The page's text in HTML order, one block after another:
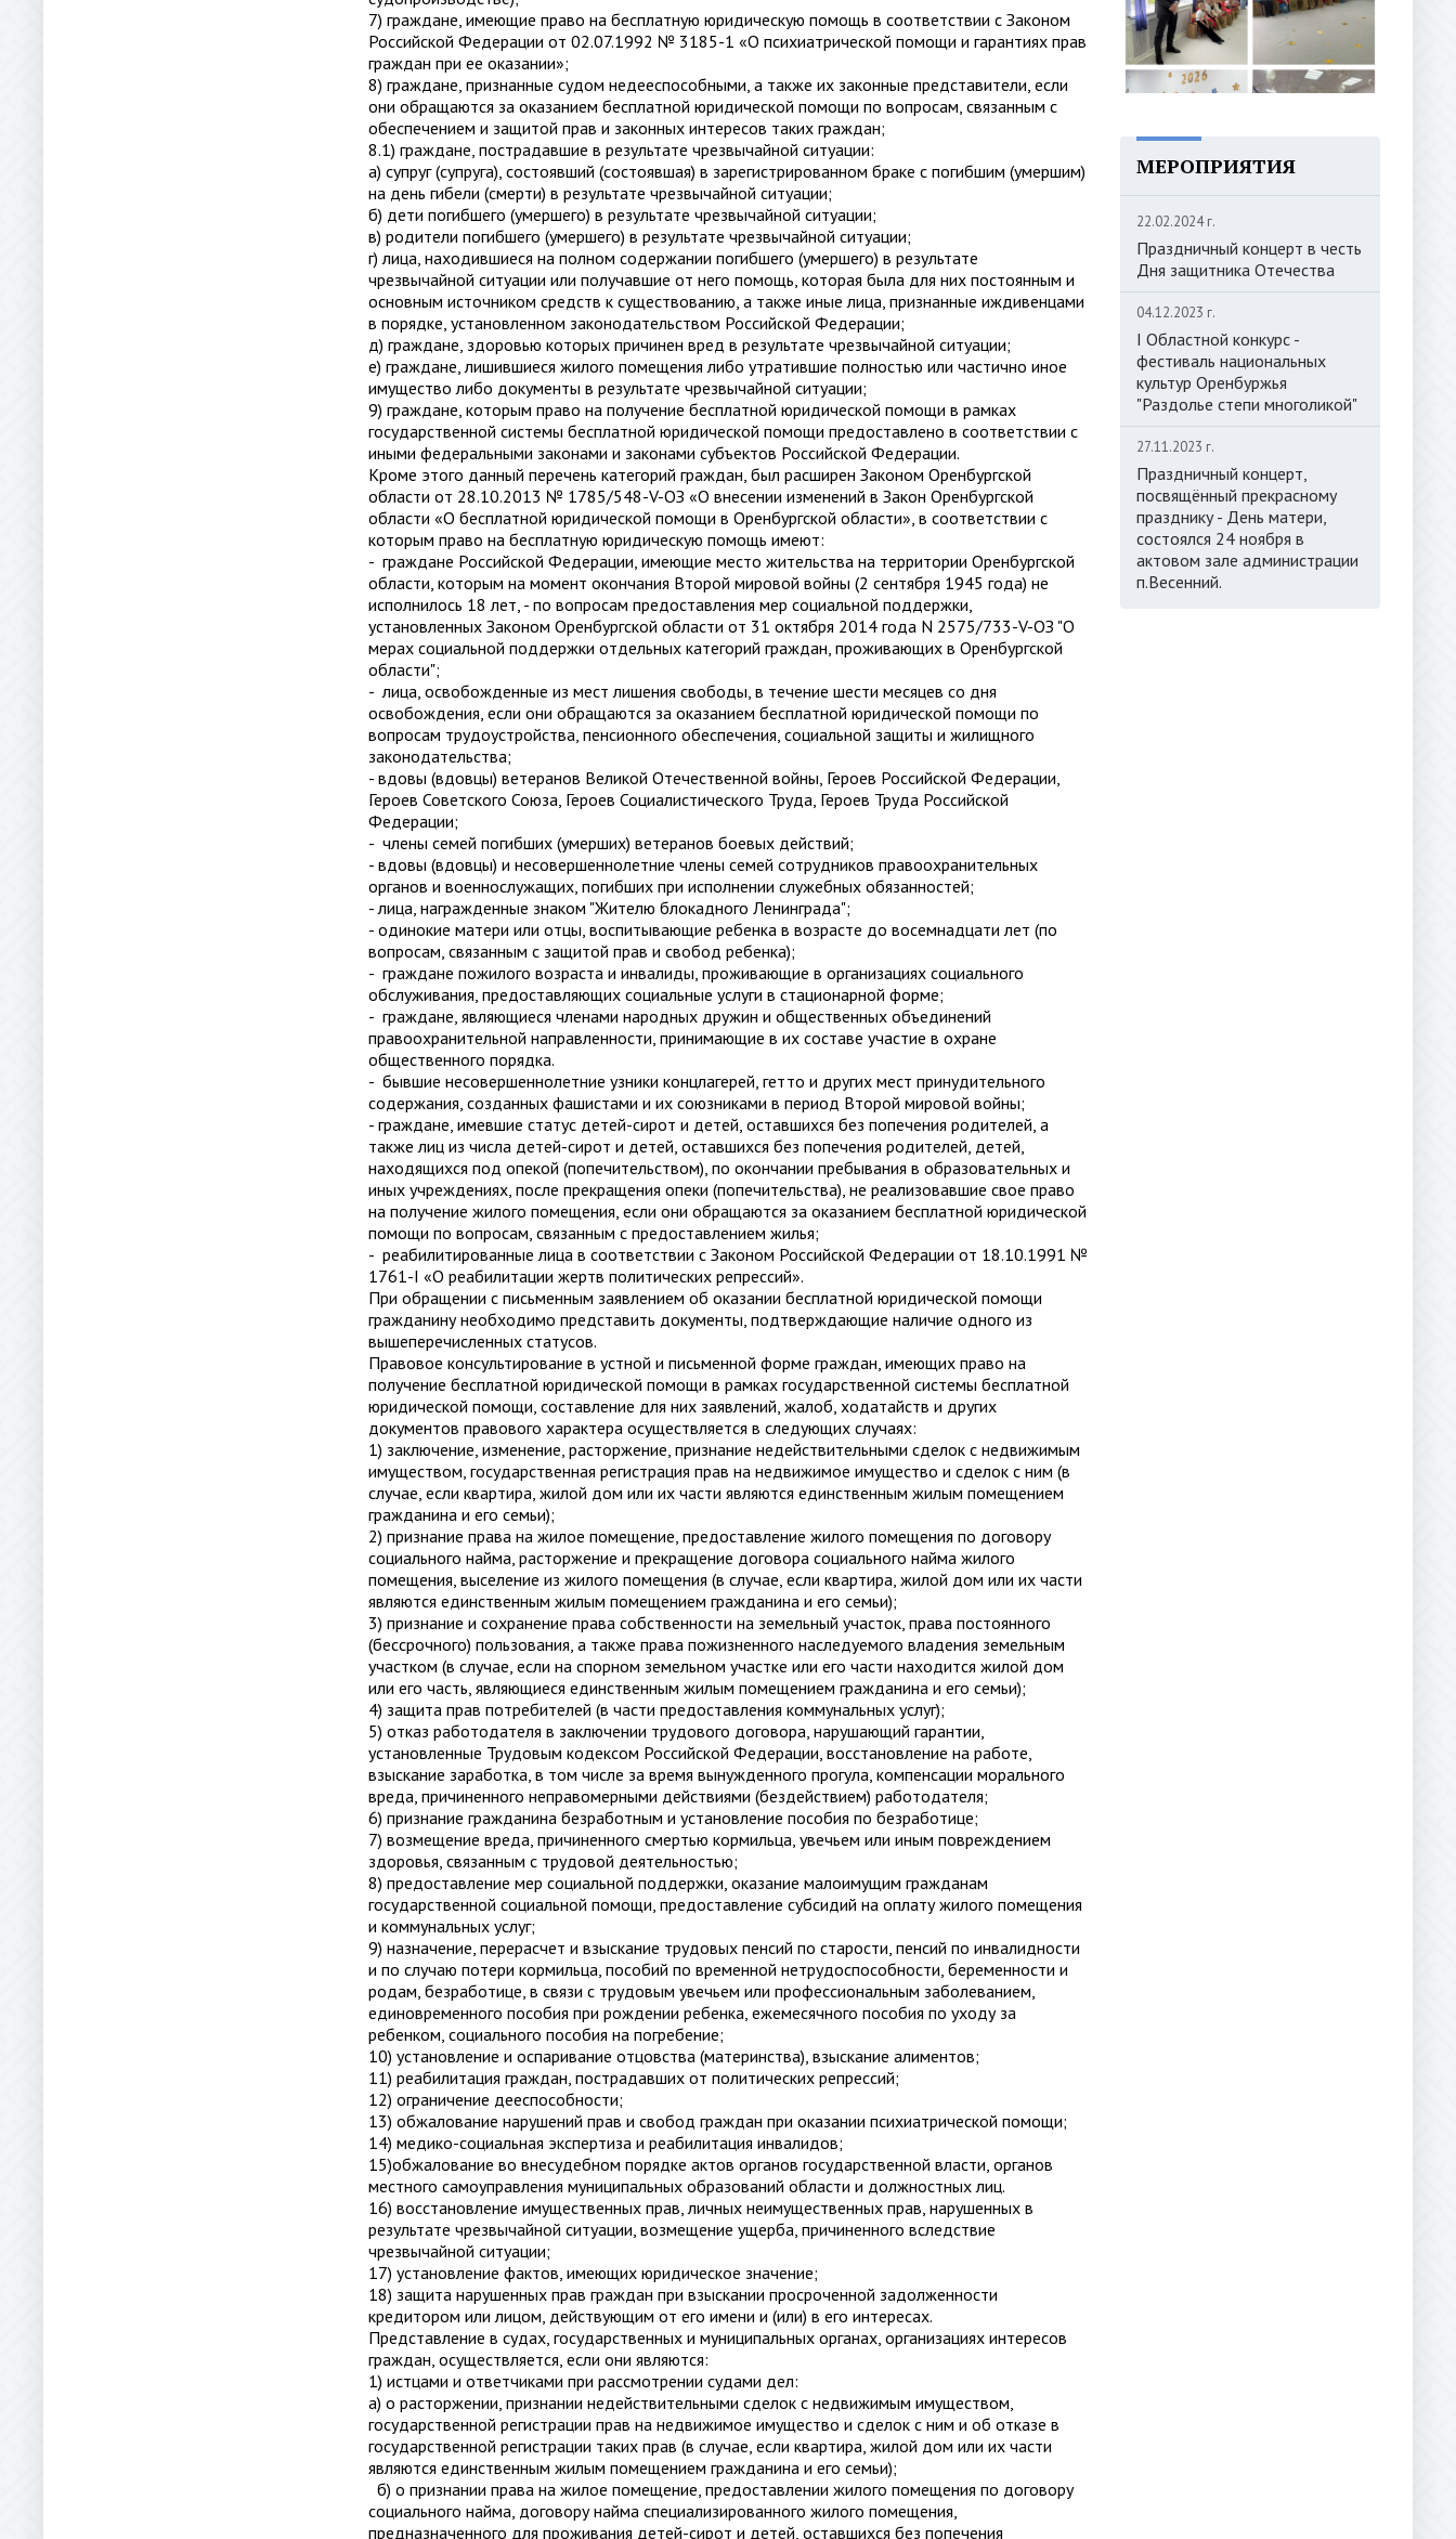
7) граждане, имеющие право на бесплатную юридическую помощь в соответствии с Законом
Российской Федерации от 02.07.1992 № 3185-1 «О психиатрической помощи и гарантиях прав
граждан при ее оказании»;
8) граждане, признанные судом недееспособными, а также их законные представители, если
они обращаются за оказанием бесплатной юридической помощи по вопросам, связанным с
обеспечением и защитой прав и законных интересов таких граждан;
8.1) граждане, пострадавшие в результате чрезвычайной ситуации:
а) супруг (супруга), состоявший (состоявшая) в зарегистрированном браке с погибшим (умершим)
на день гибели (смерти) в результате чрезвычайной ситуации;
б) дети погибшего (умершего) в результате чрезвычайной ситуации;
в) родители погибшего (умершего) в результате чрезвычайной ситуации;
г) лица, находившиеся на полном содержании погибшего (умершего) в результате
чрезвычайной ситуации или получавшие от него помощь, которая была для них постоянным и
основным источником средств к существованию, а также иные лица, признанные иждивенцами
в порядке, установленном законодательством Российской Федерации;
д) граждане, здоровью которых причинен вред в результате чрезвычайной ситуации;
е) граждане, лишившиеся жилого помещения либо утратившие полностью или частично иное
имущество либо документы в результате чрезвычайной ситуации;
9) граждане, которым право на получение бесплатной юридической помощи в рамках
государственной системы бесплатной юридической помощи предоставлено в соответствии с
иными федеральными законами и законами субъектов Российской Федерации.
Кроме этого данный перечень категорий граждан, был расширен Законом Оренбургской
области от 28.10.2013 № 1785/548-V-ОЗ «О внесении изменений в Закон Оренбургской
области «О бесплатной юридической помощи в Оренбургской области», в соответствии с
которым право на бесплатную юридическую помощь имеют:
- граждане Российской Федерации, имеющие место жительства на территории Оренбургской
области, которым на момент окончания Второй мировой войны (2 сентября 1945 года) не
исполнилось 18 лет, - по вопросам предоставления мер социальной поддержки,
установленных Законом Оренбургской области от 31 октября 2014 года N 2575/733-V-ОЗ "О
мерах социальной поддержки отдельных категорий граждан, проживающих в Оренбургской
области";
- лица, освобожденные из мест лишения свободы, в течение шести месяцев со дня
освобождения, если они обращаются за оказанием бесплатной юридической помощи по
вопросам трудоустройства, пенсионного обеспечения, социальной защиты и жилищного
законодательства;
- вдовы (вдовцы) ветеранов Великой Отечественной войны, Героев Российской Федерации,
Героев Советского Союза, Героев Социалистического Труда, Героев Труда Российской
Федерации;
- члены семей погибших (умерших) ветеранов боевых действий;
- вдовы (вдовцы) и несовершеннолетние члены семей сотрудников правоохранительных
органов и военнослужащих, погибших при исполнении служебных обязанностей;
- лица, награжденные знаком "Жителю блокадного Ленинграда";
- одинокие матери или отцы, воспитывающие ребенка в возрасте до восемнадцати лет (по
вопросам, связанным с защитой прав и свобод ребенка);
- граждане пожилого возраста и инвалиды, проживающие в организациях социального
обслуживания, предоставляющих социальные услуги в стационарной форме;
- граждане, являющиеся членами народных дружин и общественных объединений
правоохранительной направленности, принимающие в их составе участие в охране
общественного порядка.
- бывшие несовершеннолетние узники концлагерей, гетто и других мест принудительного
содержания, созданных фашистами и их союзниками в период Второй мировой войны;
- граждане, имевшие статус детей-сирот и детей, оставшихся без попечения родителей, а
также лиц из числа детей-сирот и детей, оставшихся без попечения родителей, детей,
находящихся под опекой (попечительством), по окончании пребывания в образовательных и
иных учреждениях, после прекращения опеки (попечительства), не реализовавшие свое право
на получение жилого помещения, если они обращаются за оказанием бесплатной юридической
помощи по вопросам, связанным с предоставлением жилья;
- реабилитированные лица в соответствии с Законом Российской Федерации от 18.10.1991 №
1761-I «О реабилитации жертв политических репрессий».
При обращении с письменным заявлением об оказании бесплатной юридической помощи
гражданину необходимо представить документы, подтверждающие наличие одного из
вышеперечисленных статусов.
Правовое консультирование в устной и письменной форме граждан, имеющих право на
получение бесплатной юридической помощи в рамках государственной системы бесплатной
юридической помощи, составление для них заявлений, жалоб, ходатайств и других
документов правового характера осуществляется в следующих случаях:
1) заключение, изменение, расторжение, признание недействительными сделок с недвижимым
имуществом, государственная регистрация прав на недвижимое имущество и сделок с ним (в
случае, если квартира, жилой дом или их части являются единственным жилым помещением
гражданина и его семьи);
2) признание права на жилое помещение, предоставление жилого помещения по договору
социального найма, расторжение и прекращение договора социального найма жилого
помещения, выселение из жилого помещения (в случае, если квартира, жилой дом или их части
являются единственным жилым помещением гражданина и его семьи);
3) признание и сохранение права собственности на земельный участок, права постоянного
(бессрочного) пользования, а также права пожизненного наследуемого владения земельным
участком (в случае, если на спорном земельном участке или его части находится жилой дом
или его часть, являющиеся единственным жилым помещением гражданина и его семьи);
4) защита прав потребителей (в части предоставления коммунальных услуг);
5) отказ работодателя в заключении трудового договора, нарушающий гарантии,
установленные Трудовым кодексом Российской Федерации, восстановление на работе,
взыскание заработка, в том числе за время вынужденного прогула, компенсации морального
вреда, причиненного неправомерными действиями (бездействием) работодателя;
6) признание гражданина безработным и установление пособия по безработице;
7) возмещение вреда, причиненного смертью кормильца, увечьем или иным повреждением
здоровья, связанным с трудовой деятельностью;
8) предоставление мер социальной поддержки, оказание малоимущим гражданам
государственной социальной помощи, предоставление субсидий на оплату жилого помещения
и коммунальных услуг;
9) назначение, перерасчет и взыскание трудовых пенсий по старости, пенсий по инвалидности
и по случаю потери кормильца, пособий по временной нетрудоспособности, беременности и
родам, безработице, в связи с трудовым увечьем или профессиональным заболеванием,
единовременного пособия при рождении ребенка, ежемесячного пособия по уходу за
ребенком, социального пособия на погребение;
10) установление и оспаривание отцовства (материнства), взыскание алиментов;
11) реабилитация граждан, пострадавших от политических репрессий;
12) ограничение дееспособности;
13) обжалование нарушений прав и свобод граждан при оказании психиатрической помощи;
14) медико-социальная экспертиза и реабилитация инвалидов;
15)обжалование во внесудебном порядке актов органов государственной власти, органов
местного самоуправления муниципальных образований области и должностных лиц.
16) восстановление имущественных прав, личных неимущественных прав, нарушенных в
результате чрезвычайной ситуации, возмещение ущерба, причиненного вследствие
чрезвычайной ситуации;
17) установление фактов, имеющих юридическое значение;
18) защита нарушенных прав граждан при взыскании просроченной задолженности
кредитором или лицом, действующим от его имени и (или) в его интересах.
Представление в судах, государственных и муниципальных органах, организациях интересов
граждан, осуществляется, если они являются:
1) истцами и ответчиками при рассмотрении судами дел:
а) о расторжении, признании недействительными сделок с недвижимым имуществом,
государственной регистрации прав на недвижимое имущество и сделок с ним и об отказе в
государственной регистрации таких прав (в случае, если квартира, жилой дом или их части
являются единственным жилым помещением гражданина и его семьи);
б) о признании права на жилое помещение, предоставлении жилого помещения по договору
социального найма, договору найма специализированного жилого помещения,
предназначенного для проживания детей-сирот и детей, оставшихся без попечения
МЕРОПРИЯТИЯ
22.02.2024 г.
Праздничный концерт в честь
Дня защитника Отечества
04.12.2023 г.
I Областной конкурс -
фестиваль национальных
культур Оренбуржья
"Раздолье степи многоликой"
27.11.2023 г.
Праздничный концерт,
посвящённый прекрасному
празднику - День матери,
состоялся 24 ноября в
актовом зале администрации
п.Весенний.